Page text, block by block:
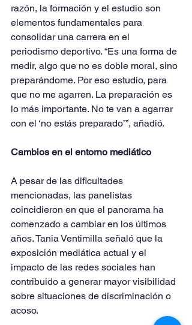
razón, la formación y el estudio son
elementos fundamentales para
consolidar una carrera en el
periodismo deportivo. “Es una forma de
medir, algo que no es doble moral, sino
preparándome. Por eso estudio, para
que no me agarren. La preparación es
lo más importante. No te van a agarrar
con el ‘no estás preparado’”, añadió.
Cambios en el entorno mediático
A pesar de las dificultades
mencionadas, las panelistas
coincidieron en que el panorama ha
comenzado a cambiar en los últimos
años. Tania Ventimilla señaló que la
exposición mediática actual y el
impacto de las redes sociales han
contribuido a generar mayor visibilidad
sobre situaciones de discriminación o
acoso.